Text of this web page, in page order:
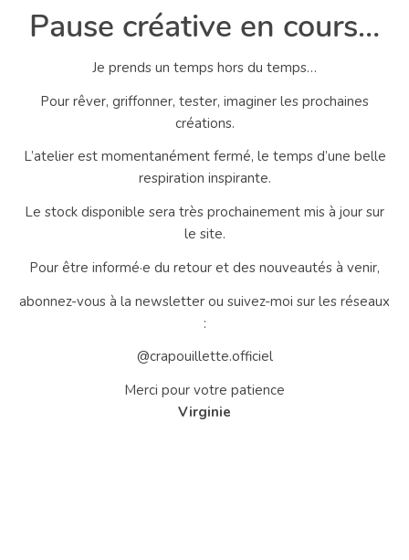
Pause créative en cours…
Je prends un temps hors du temps…
Pour rêver, griffonner, tester, imaginer les prochaines
créations.
L’atelier est momentanément fermé, le temps d’une belle
respiration inspirante.
Le stock disponible sera très prochainement mis à jour sur
le site.
Pour être informé·e du retour et des nouveautés à venir,
abonnez-vous à la newsletter ou suivez-moi sur les réseaux
:
@crapouillette.officiel
Merci pour votre patience
Virginie